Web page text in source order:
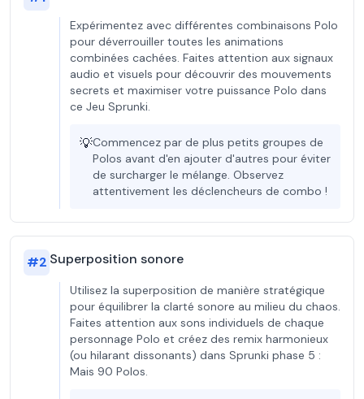
Expérimentez avec différentes combinaisons Polo
pour déverrouiller toutes les animations
combinées cachées. Faites attention aux signaux
audio et visuels pour découvrir des mouvements
secrets et maximiser votre puissance Polo dans
ce Jeu Sprunki.
💡Commencez par de plus petits groupes de
Polos avant d'en ajouter d'autres pour éviter
de surcharger le mélange. Observez
attentivement les déclencheurs de combo !
#2 Superposition sonore
Utilisez la superposition de manière stratégique
pour équilibrer la clarté sonore au milieu du chaos.
Faites attention aux sons individuels de chaque
personnage Polo et créez des remix harmonieux
(ou hilarant dissonants) dans Sprunki phase 5 :
Mais 90 Polos.